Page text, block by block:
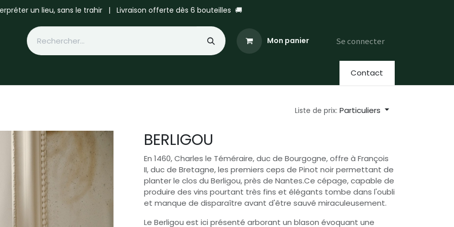
​​​un lieu, sans le trahir ​| Livraison offerte dès 6 bouteilles 🚚
Mon panier Se connecter
Contact
Liste de prix: Particuliers
BERLIGOU
En 1460, Charles le Téméraire, duc de Bourgogne, offre à François
II, duc de Bretagne, les premiers ceps de Pinot noir permettant de
planter le clos du Berligou, près de Nantes.Ce cépage, capable de
produire des vins pourtant très fins et élégants tombe dans l'oubli
et manque de disparaître avant d'être sauvé miraculeusement.
Le Berligou est ici présenté arborant un blason évoquant une